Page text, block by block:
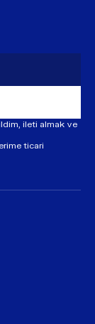
ticari
ileti almak ve